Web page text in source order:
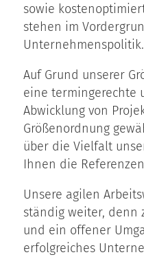
sowie
stehen im
Unternehmenspolitik.
Auf Grund unserer
eine termingerechte
Abwicklung von
Größenordnung
über die Vielfalt
Ihnen die
Unsere agilen
ständig weiter,
und ein offener
erfolgreiches